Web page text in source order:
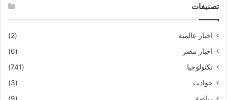
تصنيفات
اخبار عالمية
(2)
اخبار مصر
(6)
تكنولوجيا
(741)
حوادث
(3)
رياضة
(9)